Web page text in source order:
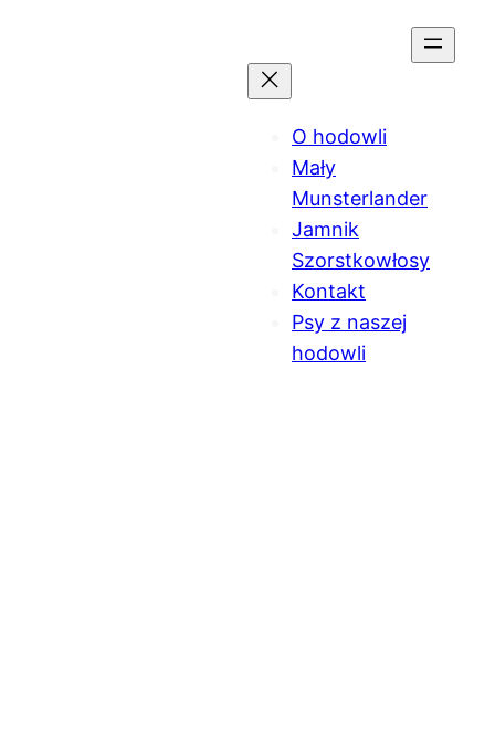
O hodowli
Mały
Munsterlander
Jamnik
Szorstkowłosy
Kontakt
Psy z naszej
hodowli